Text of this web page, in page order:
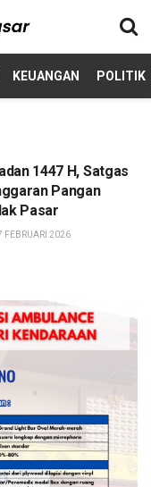
KEUANGAN POLITIK
1447 H, Satgas
Pangan
Pasar
FEBRUARI 2026